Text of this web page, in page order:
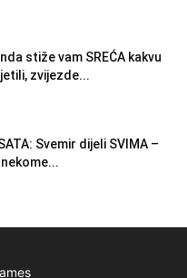
stiže vam SREĆA kakvu
zvijezde...
Svemir dijeli SVIMA –
nekome...